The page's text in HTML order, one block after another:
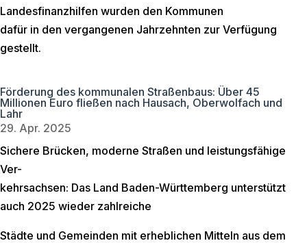
Landesfinanzhilfen wurden den Kommunen
dafür in den vergangenen Jahrzehnten zur Verfügung
gestellt.
Förderung des kommunalen Straßenbaus: Über 45
Millionen Euro fließen nach Hausach, Oberwolfach und
Lahr
29. Apr. 2025
Sichere Brücken, moderne Straßen und leistungsfähige
Ver-
kehrsachsen: Das Land Baden-Württemberg unterstützt
auch 2025 wieder zahlreiche
Städte und Gemeinden mit erheblichen Mitteln aus dem